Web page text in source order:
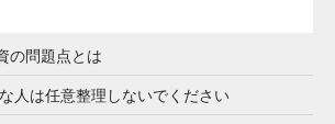
の問題点とは
人は任意整理しないでください